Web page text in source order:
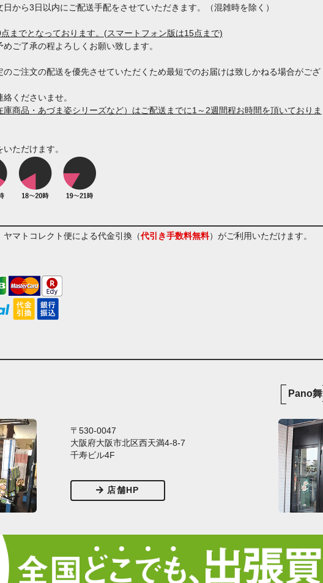
から3日以内にご配送手配をさせていただきます。（混雑時を除く）
までとなっております。(スマートフォン版は15点まで)
ご了承の程よろしくお願い致します。
ご注文の配送を優先させていただくため最短でのお届けは致しかねる場合がござ
くださいませ。
商品・あづま姿シリーズなど）はご配送までに1～2週間程お時間を頂いておりま
ただけます。
マトコレクト便による代金引換（代引き手数料無料） がご利用いただけます。
〒530-0047
大阪府大阪市北区西天満4-8-7
千寿ビル4F
店舗HP
Pano舞